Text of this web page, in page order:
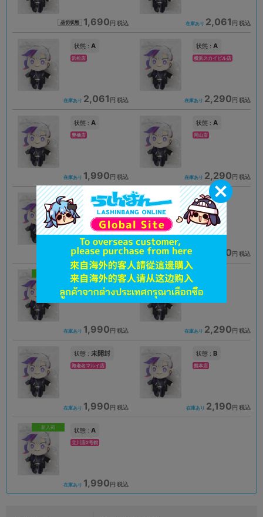
品切状態 1,690円 税込 在庫あり 2,061 円 税込
状態 : A
浜松店
在庫あり 2,061 円 税込
状態 : A
横浜スカイビル店
在庫あり 2,290円 税込
状態 : A
豊橋店
在庫あり 1,990円 税込
状態 : A
岡山店
在庫あり 2,290円 税込
状態 :A
柏モディ店
在庫あり 1,990円 税込
状態 :A
札幌店本館
在庫あり 1,690円 税込
状態 :A
神戸店
在庫あり 1,990円 税込
大阪日本橋店
在庫あり 2,290円 税込
状態 : 未開封
海老名マルイ店
在庫あり 1,990円 税込
状態 : B
熊本店
在庫あり 2,190円 税込
新入荷 状態 : A
立川店2号館
在庫あり 1,990円 税込